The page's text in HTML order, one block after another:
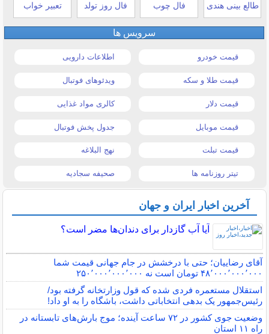
طالع بینی هندی فال چوب فال روز تولد تعبیر خواب
سرویس ها
قیمت خودرو اطلاعات دارویی
قیمت طلا و سکه ویدئوهای فوتبال
قیمت دلار کالری مواد غذایی
قیمت موبایل جدول پخش فوتبال
قیمت تبلت نهج البلاغه
تیتر روزنامه ها صحیفه سجادیه
آخرین اخبار ایران و جهان
آیا آب گازدار برای دندان‌ها مضر است؟
آقای رضاییان؛ حتی با درخشش در جام جهانی قیمت شما
۴۸٬۰۰۰٬۰۰۰٬۰۰۰ تومان است نه ۲۵۰٬۰۰۰٬۰۰۰٬۰۰۰
استقلال مستعمره فردی شده که قول وزارتخانه گرفته بود/
رئیس‌جمهور یک بدهی انتخاباتی داشت، باشگاه را به او داد!
وضعیت جوی کشور در ۷۲ ساعت آینده؛ موج بارش‌های تابستانه در
راه ۱۱ استان